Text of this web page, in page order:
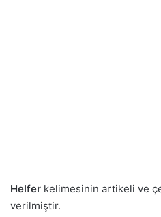
Helfer kelimesinin artikeli ve
verilmiştir.